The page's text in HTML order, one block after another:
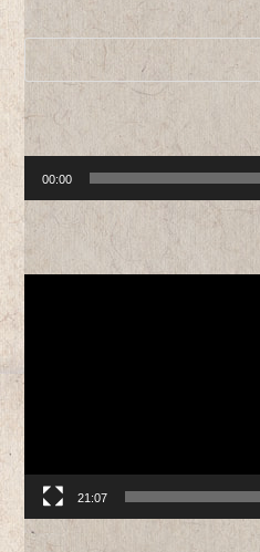
00:00
21:07